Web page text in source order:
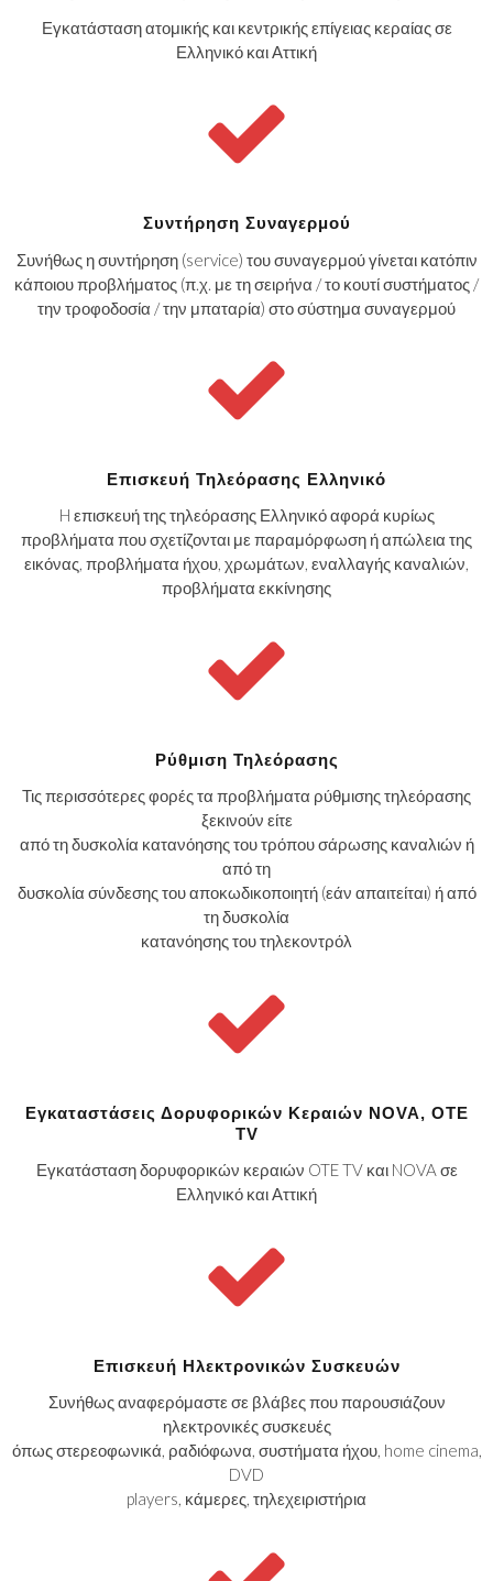
Εγκατάσταση ατομικής και κεντρικής επίγειας κεραίας σε
Ελληνικό και Αττική
Συντήρηση Συναγερμού
Συνήθως η συντήρηση (service) του συναγερμού γίνεται κατόπιν
κάποιου προβλήματος (π.χ. με τη σειρήνα / το κουτί συστήματος /
την τροφοδοσία / την μπαταρία) στο σύστημα συναγερμού
Επισκευή Τηλεόρασης Ελληνικό
H επισκευή της τηλεόρασης Ελληνικό αφορά κυρίως
προβλήματα που σχετίζονται με παραμόρφωση ή απώλεια της
εικόνας, προβλήματα ήχου, χρωμάτων, εναλλαγής καναλιών,
προβλήματα εκκίνησης
Ρύθμιση Τηλεόρασης
Τις περισσότερες φορές τα προβλήματα ρύθμισης τηλεόρασης
ξεκινούν είτε
από τη δυσκολία κατανόησης του τρόπου σάρωσης καναλιών ή
από τη
δυσκολία σύνδεσης του αποκωδικοποιητή (εάν απαιτείται) ή από
τη δυσκολία
κατανόησης του τηλεκοντρόλ
Εγκαταστάσεις Δορυφορικών Κεραιών NOVA, OTE
TV
Εγκατάσταση δορυφορικών κεραιών OTE TV και NOVA σε
Ελληνικό και Αττική
Επισκευή Ηλεκτρονικών Συσκευών
Συνήθως αναφερόμαστε σε βλάβες που παρουσιάζουν
ηλεκτρονικές συσκευές
όπως στερεοφωνικά, ραδιόφωνα, συστήματα ήχου, home cinema,
DVD
players, κάμερες, τηλεχειριστήρια